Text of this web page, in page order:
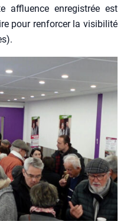
affluence enre­gis­trée est
pour ren­for­cer la visi­bi­li­té